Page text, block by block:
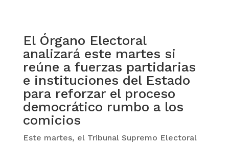
El Órgano Electoral
analizará este martes si
reúne a fuerzas partidarias
e instituciones del Estado
para reforzar el proceso
democrático rumbo a los
comicios
Este martes, el Tribunal Supremo Electoral